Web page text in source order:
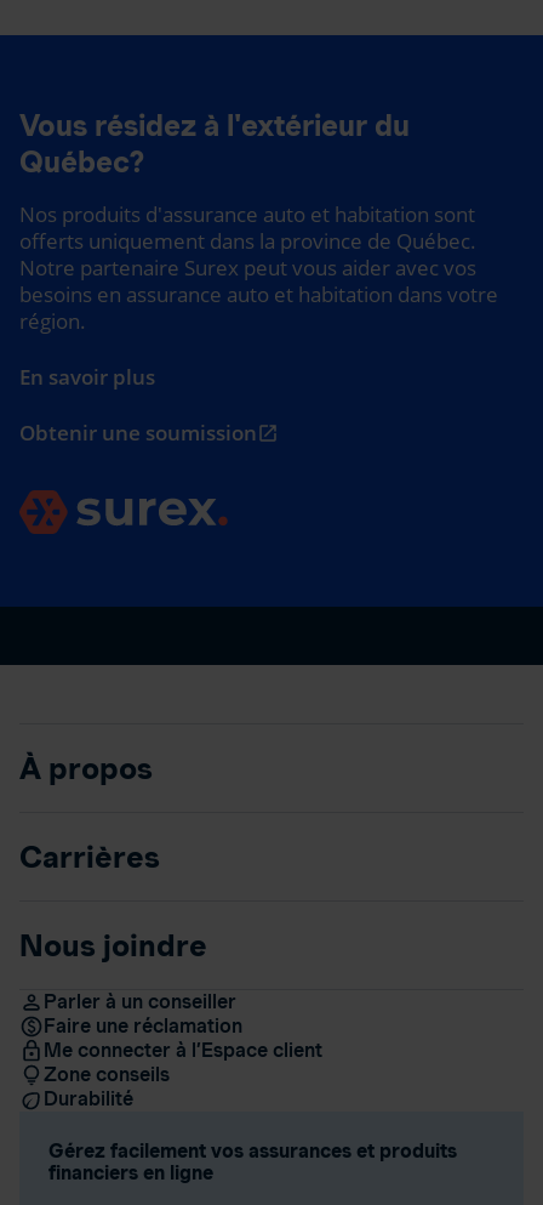
Vous résidez à l'extérieur du
Québec?
Nos produits d'assurance auto et habitation sont
offerts uniquement dans la province de Québec.
Notre partenaire Surex peut vous aider avec vos
besoins en assurance auto et habitation dans votre
région.
En savoir plus
Obtenir une soumissionopen_in_new
À propos
Carrières
Nous joindre
Parler à un conseiller
Faire une réclamation
Me connecter à l’Espace client
Zone conseils
Durabilité
Gérez facilement vos assurances et produits
financiers en ligne